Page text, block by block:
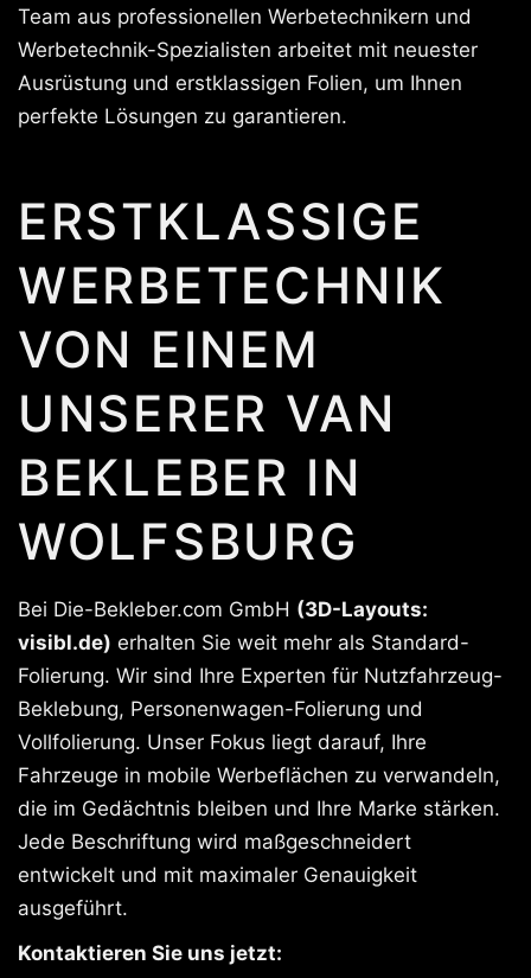
Team aus professionellen Werbetechnikern und
Werbetechnik-Spezialisten arbeitet mit neuester
Ausrüstung und erstklassigen Folien, um Ihnen
perfekte Lösungen zu garantieren.
ERSTKLASSIGE
WERBETECHNIK
VON EINEM
UNSERER VAN
BEKLEBER IN
WOLFSBURG
Bei Die-Bekleber.com GmbH (3D-Layouts:
visibl.de) erhalten Sie weit mehr als Standard-
Folierung. Wir sind Ihre Experten für Nutzfahrzeug-
Beklebung, Personenwagen-Folierung und
Vollfolierung. Unser Fokus liegt darauf, Ihre
Fahrzeuge in mobile Werbeflächen zu verwandeln,
die im Gedächtnis bleiben und Ihre Marke stärken.
Jede Beschriftung wird maßgeschneidert
entwickelt und mit maximaler Genauigkeit
ausgeführt.
Kontaktieren Sie uns jetzt: